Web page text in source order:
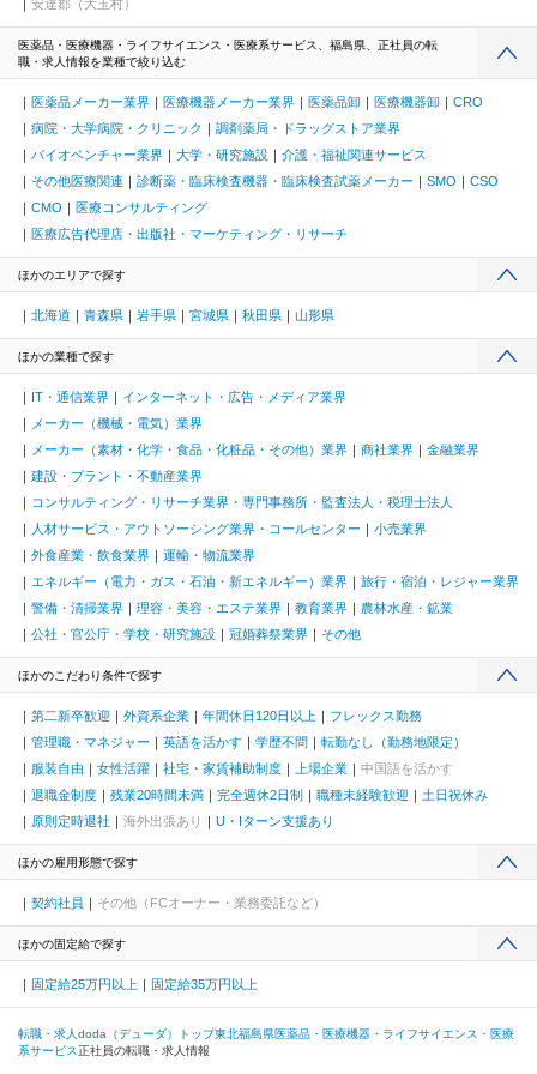
安達郡（大玉村）
医薬品・医療機器・ライフサイエンス・医療系サービス、福島県、正社員の転
職・求人情報を業種で絞り込む
医薬品メーカー業界 医療機器メーカー業界 医薬品卸 医療機器卸
CRO
病院・大学病院・クリニック
調剤薬局・ドラッグストア業界
バイオベンチャー業界
大学・研究施設
介護・福祉関連サービス
その他医療関連
診断薬・臨床検査機器・臨床検査試薬メーカー SMO
CSO
CMO
医療コンサルティング
医療広告代理店・出版社・マーケティング・リサーチ
ほかのエリアで探す
北海道 青森県 岩手県 宮城県 秋田県 山形県
ほかの業種で探す
IT・通信業界
インターネット・広告・メディア業界
メーカー（機械・電気）業界
メーカー（素材・化学・食品・化粧品・その他）業界
商社業界
金融業界
建設・プラント・不動産業界
コンサルティング・リサーチ業界・専門事務所・監査法人・税理士法人
人材サービス・アウトソーシング業界・コールセンター
小売業界
外食産業・飲食業界
運輸・物流業界
エネルギー（電力・ガス・石油・新エネルギー）業界
旅行・宿泊・レジャー業界
警備・清掃業界
理容・美容・エステ業界 教育業界
農林水産・鉱業
公社・官公庁・学校・研究施設
冠婚葬祭業界 その他
ほかのこだわり条件で探す
第二新卒歓迎 外資系企業 年間休日120日以上
フレックス勤務
管理職・マネジャー
英語を活かす 学歴不問
転勤なし（勤務地限定）
服装自由
女性活躍 社宅・家賃補助制度 上場企業
中国語を活かす
退職金制度
残業20時間未満 完全週休2日制 職種未経験歓迎
土日祝休み
原則定時退社
海外出張あり U・Iターン支援あり
ほかの雇用形態で探す
契約社員 その他（FCオーナー・業務委託など）
ほかの固定給で探す
固定給25万円以上 固定給35万円以上
転職・求人doda（デューダ）トップ東北福島県医薬品・医療機器・ライフサイエンス・医療
系サービス正社員の転職・求人情報